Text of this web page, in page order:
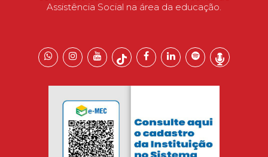
Assistência Social na área da educação.